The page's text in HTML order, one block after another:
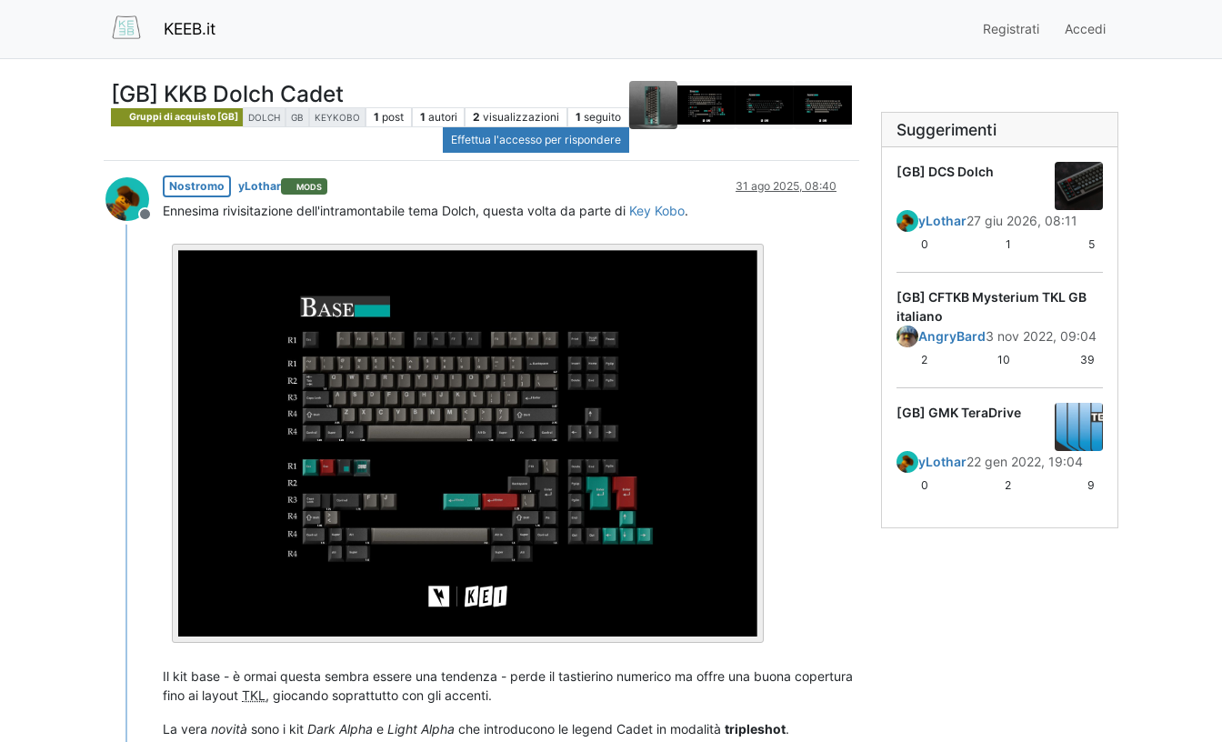
KEEB.it Registrati Accedi
[GB] KKB Dolch Cadet
Gruppi di acquisto [GB] DOLCH GB KEYKOBO 1 post 1 autori 2 visualizzazioni 1 seguito
Effettua l'accesso per rispondere
Non in linea
Nostromo yLothar MODS 31 ago 2025, 08:40
Ennesima rivisitazione dell'intramontabile tema Dolch, questa volta da parte di Key Kobo.
Il kit base - è ormai questa sembra essere una tendenza - perde il tastierino numerico ma offre una buona copertura
fino ai layout TKL , giocando soprattutto con gli accenti.
La vera novità sono i kit Dark Alpha e Light Alpha che introducono le legend Cadet in modalità tripleshot.
Suggerimenti
[GB] DCS Dolch
yLothar27 giu 2026, 08:11
0 1 5
[GB] CFTKB Mysterium TKL GB
italiano
AngryBard3 nov 2022, 09:04
2 10 39
[GB] GMK TeraDrive
yLothar22 gen 2022, 19:04
0 2 9